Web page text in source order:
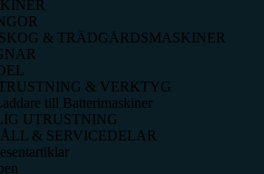
& TRÄDGÅRDSMASKINER
& VERKTYG
till Batterimaskiner
UTRUSTNING
& SERVICEDELAR